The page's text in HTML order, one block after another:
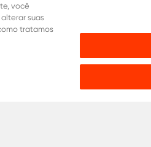
você
suas
tratamos